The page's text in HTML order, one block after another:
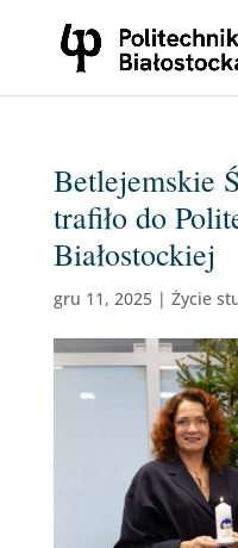
Betlejemskie
trafiło do
Białostockiej
gru 11, 2025| Życie